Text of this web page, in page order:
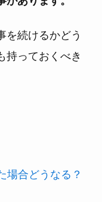
を続けるかどう
持っておくべき
場合どうなる？